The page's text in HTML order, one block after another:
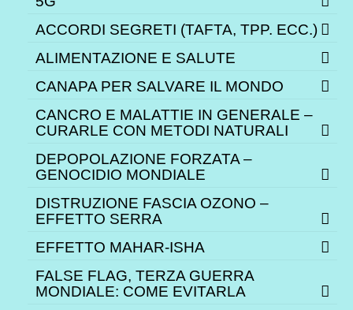
ACCORDI SEGRETI (TAFTA, TPP. ECC.)
ALIMENTAZIONE E SALUTE
CANAPA PER SALVARE IL MONDO
CANCRO E MALATTIE IN GENERALE –
CURARLE CON METODI NATURALI
DEPOPOLAZIONE FORZATA –
GENOCIDIO MONDIALE
DISTRUZIONE FASCIA OZONO –
EFFETTO SERRA
EFFETTO MAHAR-ISHA
FALSE FLAG, TERZA GUERRA
MONDIALE: COME EVITARLA